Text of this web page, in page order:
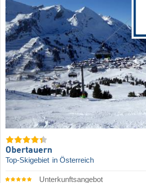
Obertauern
Top-Skigebiet in Österreich
Unterkunftsangebot